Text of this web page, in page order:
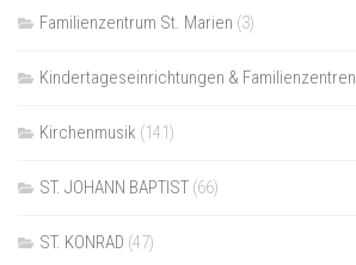
Familienzentrum St. Marien (3)
Kindertageseinrichtungen & Familienzentren
Kirchenmusik (141)
ST. JOHANN BAPTIST (66)
ST. KONRAD (47)